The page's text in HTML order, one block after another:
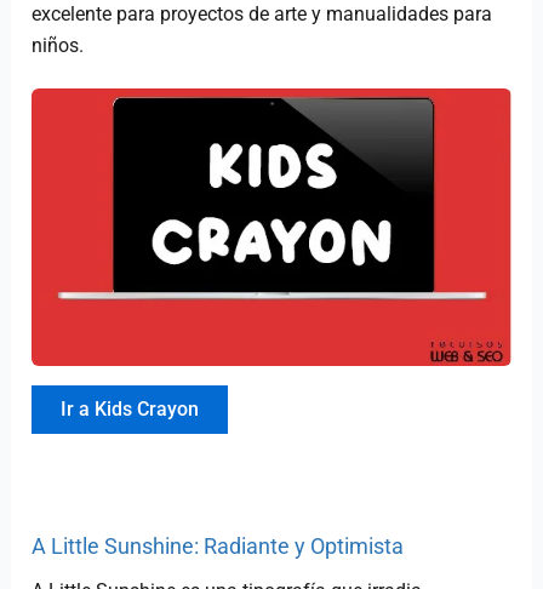
excelente para proyectos de arte y manualidades para
niños.
Ir a Kids Crayon
A Little Sunshine: Radiante y Optimista